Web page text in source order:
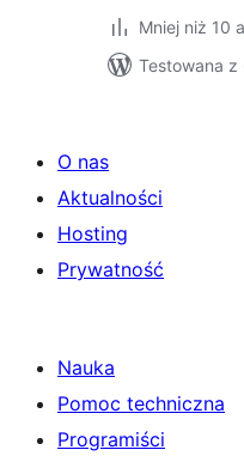
Mniej niż 10
Testowana z
O nas
Aktualności
Hosting
Prywatność
Nauka
Pomoc techniczna
Programiści